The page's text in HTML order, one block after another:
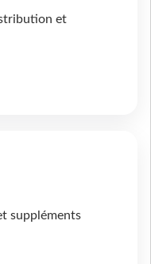
et
suppléments